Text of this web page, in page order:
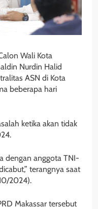
Wali Kota
Nurdin Halid
ASN di Kota
beberapa hari
ketika akan tidak
dengan anggota TNI-
terangnya saat
2024).
Makassar tersebut